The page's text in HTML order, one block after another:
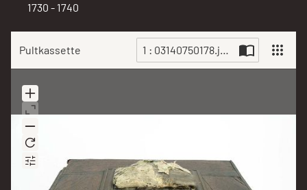
Pultkassette 1 : 03140750178.jpg
Scan
1730 - 1740